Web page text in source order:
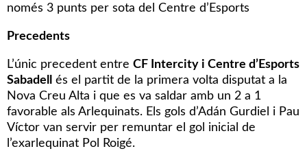
només 3 punts per sota del Centre d’Esports
Precedents
L’únic precedent entre CF Intercity i Centre d’Esports
Sabadell
és el partit de la primera volta disputat a la
Nova Creu Alta i que es va saldar amb un 2 a 1
favorable als Arlequinats. Els gols d’Adán Gurdiel i Pau
Víctor van servir per remuntar el gol inicial de
l’exarlequinat Pol Roigé.